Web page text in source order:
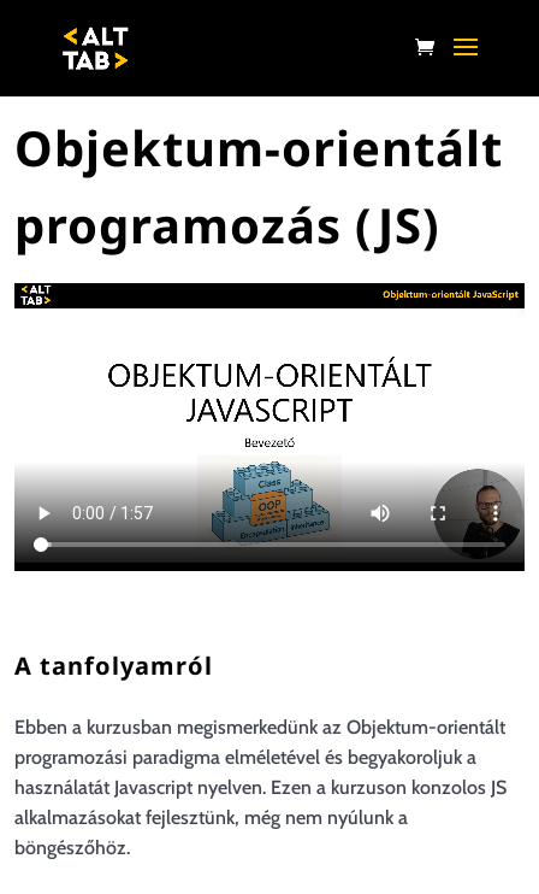
Objektum-orientált
programozás (JS)
A tanfolyamról
Ebben a kurzusban megismerkedünk az Objektum-orientált
programozási paradigma elméletével és begyakoroljuk a
használatát Javascript nyelven. Ezen a kurzuson konzolos JS
alkalmazásokat fejlesztünk, még nem nyúlunk a
böngészőhöz.